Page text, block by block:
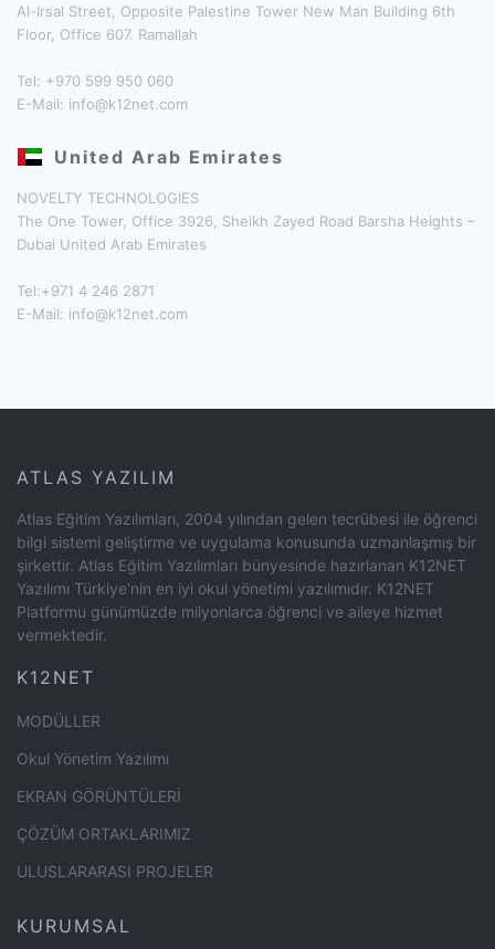
Al-Irsal Street, Opposite Palestine Tower New Man Building 6th
Floor, Office 607. Ramallah
Tel: +970 599 950 060
E-Mail: info@k12net.com
United Arab Emirates
NOVELTY TECHNOLOGIES
The One Tower, Office 3926, Sheikh Zayed Road Barsha Heights –
Dubai United Arab Emirates
Tel:+971 4 246 2871
E-Mail: info@k12net.com
ATLAS YAZILIM
Atlas Eğitim Yazılımları, 2004 yılından gelen tecrübesi ile öğrenci
bilgi sistemi geliştirme ve uygulama konusunda uzmanlaşmış bir
şirkettir. Atlas Eğitim Yazılımları bünyesinde hazırlanan K12NET
Yazılımı Türkiye'nin en iyi okul yönetimi yazılımıdır. K12NET
Platformu günümüzde milyonlarca öğrenci ve aileye hizmet
vermektedir.
K12NET
MODÜLLER
Okul Yönetim Yazılımı
EKRAN GÖRÜNTÜLERİ
ÇÖZÜM ORTAKLARIMIZ
ULUSLARARASI PROJELER
KURUMSAL